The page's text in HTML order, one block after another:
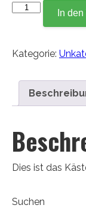
Koordinate
In
Kategorie:
Dies ist das
Suchen